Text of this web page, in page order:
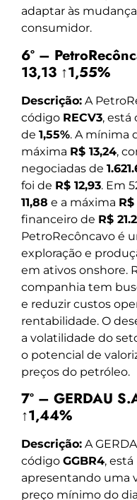
adaptar às
consumidor.
6º –
13,13 ↑1,55%
Descrição: A
código RECV3, está
de 1,55%. A mínima
máxima R$ 13,24,
negociadas de
foi de R$ 12,93. Em
11,88 e a máxima R$
financeiro de R$
PetroRecôncavo é
exploração e
em ativos onshore.
companhia tem
e reduzir custos
rentabilidade. O
a volatilidade do
o potencial de
preços do petróleo.
7º – GERDAU
↑1,44%
Descrição: A
código GGBR4,
apresentando uma
preço mínimo do